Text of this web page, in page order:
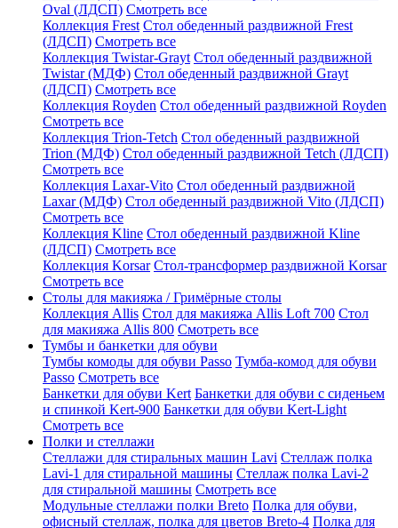
Oval (ЛДСП) Смотреть все
Коллекция Frest Стол обеденный раздвижной Frest
(ЛДСП) Смотреть все
Коллекция Twistar-Grayt Стол обеденный раздвижной
Twistar (МДФ) Стол обеденный раздвижной Grayt
(ЛДСП) Смотреть все
Коллекция Royden Стол обеденный раздвижной Royden
Смотреть все
Коллекция Trion-Tetch Стол обеденный раздвижной
Trion (МДФ) Стол обеденный раздвижной Tetch (ЛДСП)
Смотреть все
Коллекция Laxar-Vito Стол обеденный раздвижной
Laxar (МДФ) Стол обеденный раздвижной Vito (ЛДСП)
Смотреть все
Коллекция Kline Стол обеденный раздвижной Kline
(ЛДСП) Смотреть все
Коллекция Korsar Стол-трансформер раздвижной Korsar
Смотреть все
Столы для макияжа / Гримёрные столы
Коллекция Allis Стол для макияжа Allis Loft 700 Стол
для макияжа Allis 800 Смотреть все
Тумбы и банкетки для обуви
Тумбы комоды для обуви Passo Тумба-комод для обуви
Passo Смотреть все
Банкетки для обуви Kert Банкетки для обуви с сиденьем
и спинкой Kert-900 Банкетки для обуви Kert-Light
Смотреть все
Полки и стеллажи
Стеллажи для стиральных машин Lavi Стеллаж полка
Lavi-1 для стиральной машины Стеллаж полка Lavi-2
для стиральной машины Смотреть все
Модульные стеллажи полки Breto Полка для обуви,
офисный стеллаж, полка для цветов Breto-4 Полка для